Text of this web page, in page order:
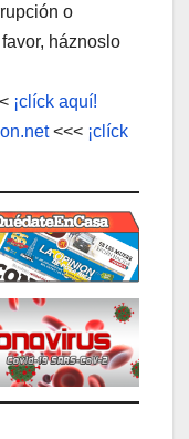
o
háznoslo
¡clíck aquí!
<<< ¡clíck